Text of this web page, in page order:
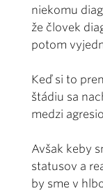
niekomu
že človek
potom
Keď si to
štádiu sa
medzi
Avšak keby
statusov a
by sme v